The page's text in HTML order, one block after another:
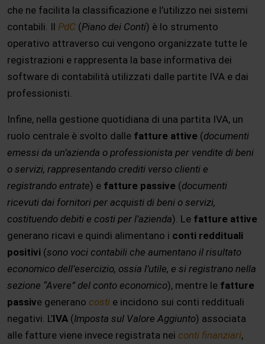
che ne facilita la classificazione e l’utilizzo nei sistemi
contabili. Il PdC (Piano dei Conti) è lo strumento
operativo attraverso cui vengono organizzate tutte le
registrazioni e rappresenta la base informativa dei
software di contabilità utilizzati dalle partite IVA e dai
professionisti.
Infine, nella gestione quotidiana di una partita IVA, un
ruolo centrale è svolto dalle fatture attive (documenti
emessi da un’azienda o professionista per vendite di beni
o servizi, rappresentando crediti verso clienti e
registrando entrate) e fatture passive (documenti
ricevuti dai fornitori per acquisti di beni o servizi,
costituendo debiti e costi per l’azienda). Le fatture attive
generano ricavi e quindi alimentano i conti reddituali
positivi (sono voci contabili che aumentano il risultato
economico dell’esercizio, ossia l’utile, e si registrano nella
sezione “Avere” del conto economico), mentre le fatture
passive generano costi e incidono sui conti reddituali
negativi. L’IVA (Imposta sul Valore Aggiunto) associata
alle fatture viene invece registrata nei conti finanziari,